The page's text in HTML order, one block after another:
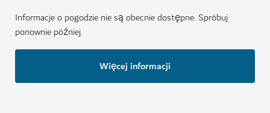
Informacje o pogodzie nie są obecnie dostępne. Spróbuj
ponownie później.
Więcej informacji